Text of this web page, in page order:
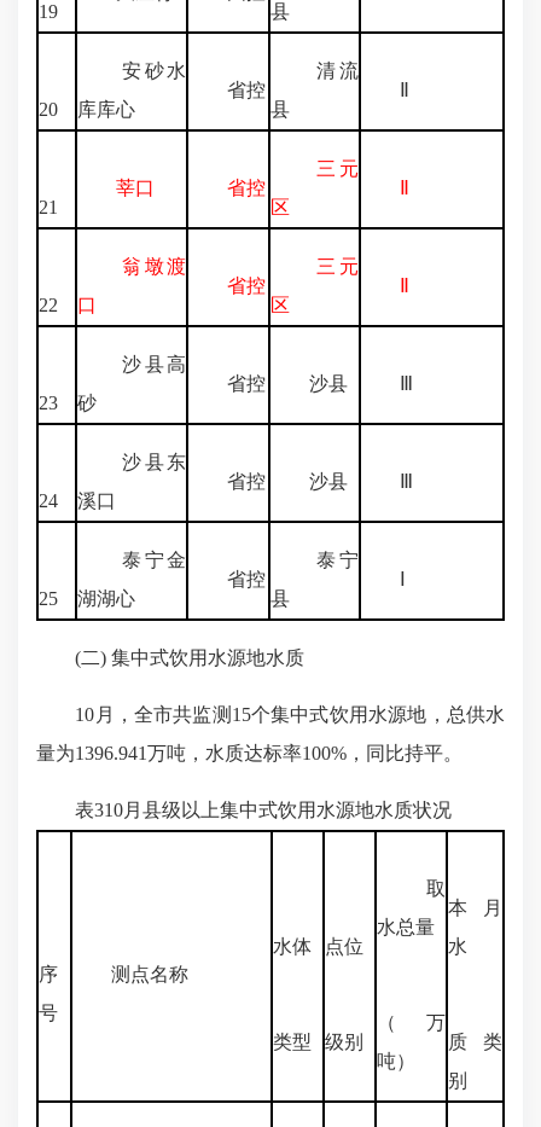
19
县
20
安砂水
库库心
省控
清流
县
21
莘口 省控
三元
区
22
翁墩渡
口
省控
三元
区
23
沙县高
砂
省控 沙县
24
沙县东
溪口
省控 沙县
25
泰宁金
湖湖心
省控
泰宁
县
(二) 集中式饮用水源地水质
10 月，全市共监测 15个集中式饮用水源地，总供水
量为1396.941万吨，水质达标率100% ，同比持平。
表310月县级以上集中式饮用水源地水质状况
序
号
测点名称
水体
类型
点位
级别
取
水总量
（万
吨）
本月
水
质类
别